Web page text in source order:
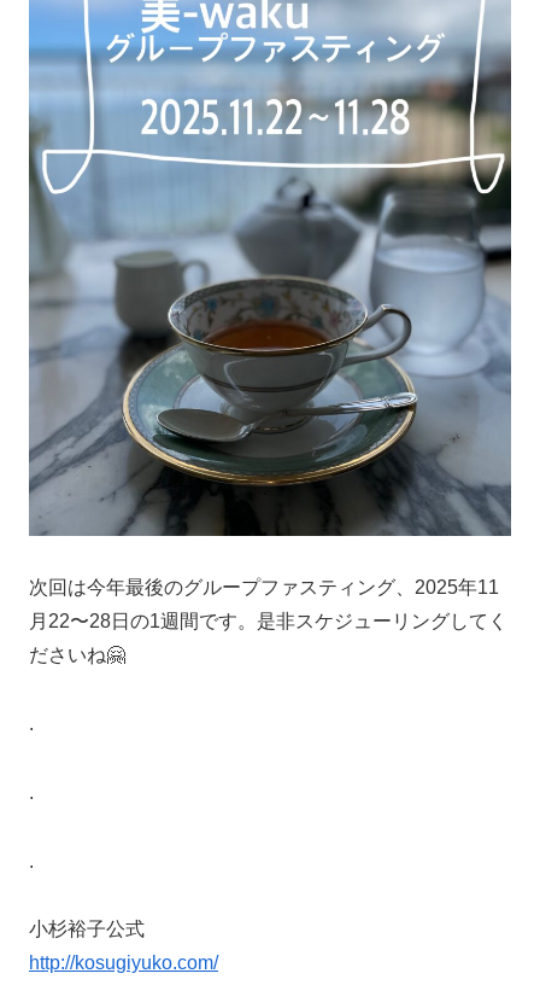
次回は今年最後のグループファスティング、2025年11
月22〜28日の1週間です。是非スケジューリングしてく
ださいね🤗
.
.
.
小杉裕子公式
http://kosugiyuko.com/